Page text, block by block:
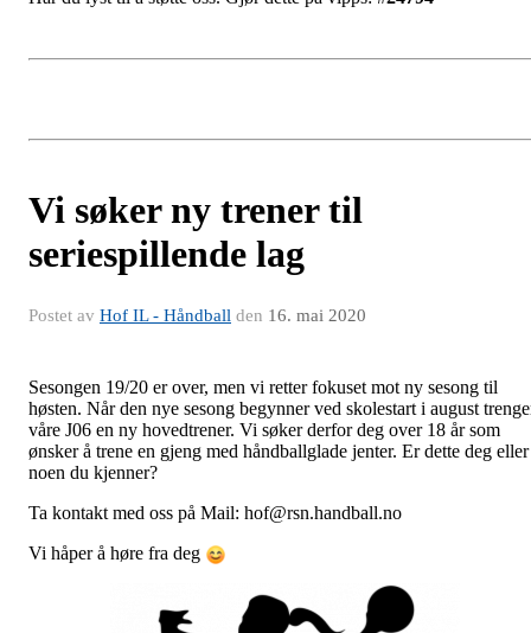
Vi søker ny trener til
seriespillende lag
Postet av Hof IL - Håndball den 16. mai 2020
Sesongen 19/20 er over, men vi retter fokuset mot ny sesong til
høsten. Når den nye sesong begynner ved skolestart i august
våre J06 en ny hovedtrener. Vi søker derfor deg over 18 år som
ønsker å trene en gjeng med håndballglade jenter. Er dette deg eller
noen du kjenner?
Ta kontakt med oss på Mail: hof@rsn.handball.no
Vi håper å høre fra deg